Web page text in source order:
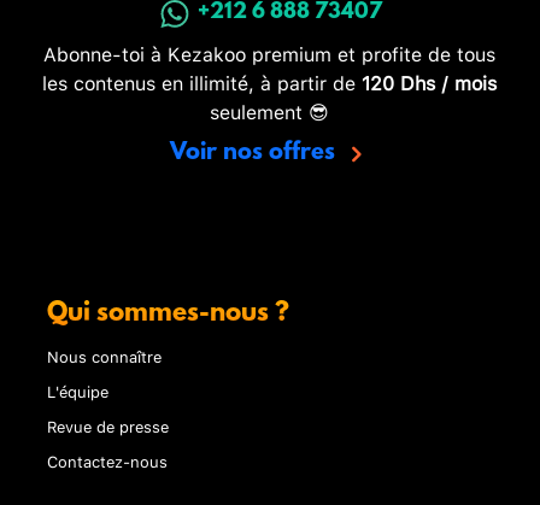
+212 6 888 73407
Abonne-toi à Kezakoo premium et profite de tous
les contenus en illimité, à partir de 120 Dhs / mois
seulement 😎
Voir nos offres
Qui sommes-nous ?
Nous connaître
L'équipe
Revue de presse
Contactez-nous